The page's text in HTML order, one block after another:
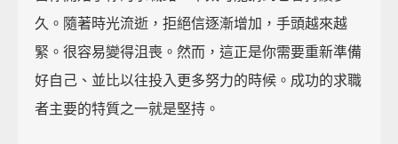
久。隨著時光流逝，拒絕信逐漸增加，手頭越來越
緊。很容易變得沮喪。然而，這正是你需要重新準備
好自己、並比以往投入更多努力的時候。成功的求職
者主要的特質之一就是堅持。